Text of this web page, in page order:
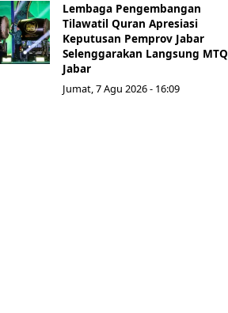
Lembaga Pengembangan
Tilawatil Quran Apresiasi
Keputusan Pemprov Jabar
Selenggarakan Langsung MTQ
Jabar
Jumat, 7 Agu 2026 - 16:09